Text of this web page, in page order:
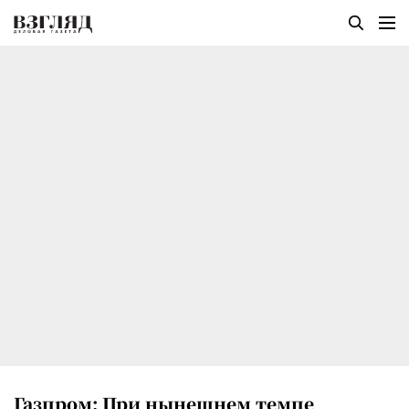
Газпром: При нынешнем темпе